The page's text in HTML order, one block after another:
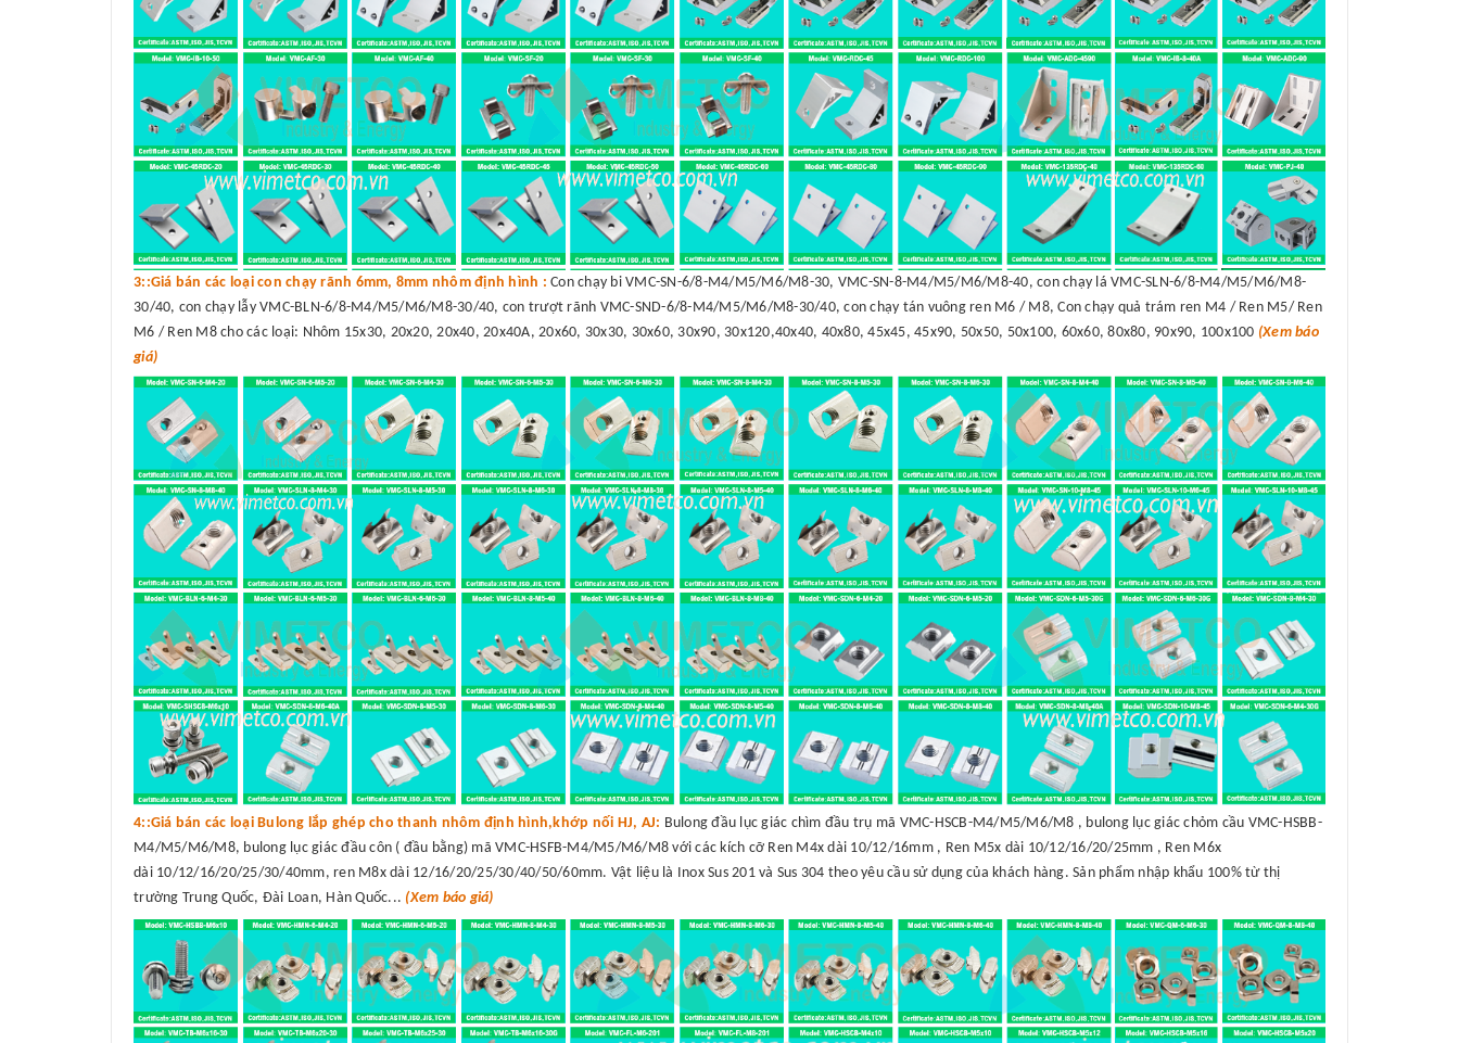
3::Giá bán các loại con chạy rãnh 6mm, 8mm nhôm định hình : Con chạy bi VMC-SN-6/8-M4/M5/M6/M8-30, VMC-SN-8-M4/M5/M6/M8-40, con chạy lá VMC-SLN-6/8-M4/M5/M6/M8-
30/40, con chạy lẫy VMC-BLN-6/8-M4/M5/M6/M8-30/40, con trượt rãnh VMC-SND-6/8-M4/M5/M6/M8-30/40, con chạy tán vuông ren M6 / M8, Con chạy quả trám ren M4 / Ren M5/ Ren
M6 / Ren M8 cho các loại: Nhôm 15x30, 20x20, 20x40, 20x40A, 20x60, 30x30, 30x60, 30x90, 30x120,40x40, 40x80, 45x45, 45x90, 50x50, 50x100, 60x60, 80x80, 90x90, 100x100 (Xem báo
giá)
4::Giá bán các loại Bulong lắp ghép cho thanh nhôm định hình,khớp nối HJ, AJ: Bulong đầu lục giác chìm đầu trụ mã VMC-HSCB-M4/M5/M6/M8 , bulong lục giác chỏm cầu VMC-HSBB-
M4/M5/M6/M8, bulong lục giác đầu côn ( đầu bằng) mã VMC-HSFB-M4/M5/M6/M8 với các kích cỡ Ren M4x dài 10/12/16mm , Ren M5x dài 10/12/16/20/25mm , Ren M6x
dài 10/12/16/20/25/30/40mm, ren M8x dài 12/16/20/25/30/40/50/60mm. Vật liệu là Inox Sus 201 và Sus 304 theo yêu cầu sử dụng của khách hàng. Sản phẩm nhập khẩu 100% từ thị
trường Trung Quốc, Đài Loan, Hàn Quốc... (Xem báo giá)